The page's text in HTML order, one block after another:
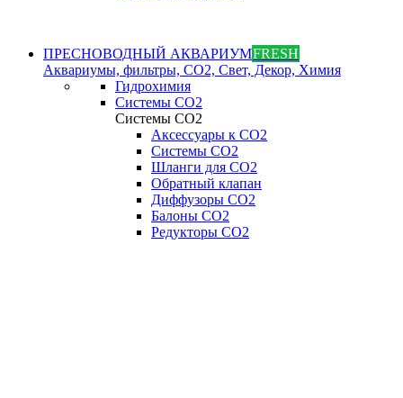
ПРЕСНОВОДНЫЙ АКВАРИУМFRESH
Аквариумы, фильтры, СО2, Свет, Декор, Химия
Гидрохимия
Системы СО2
Системы СО2
Аксессуары к СО2
Системы СО2
Шланги для CO2
Обратный клапан
Диффузоры СO2
Балоны CO2
Редукторы CO2